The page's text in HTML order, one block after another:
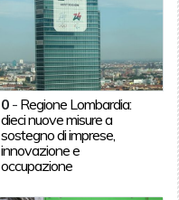
0 - Regione Lombardia:
dieci nuove misure a
sostegno di imprese,
innovazione e
occupazione